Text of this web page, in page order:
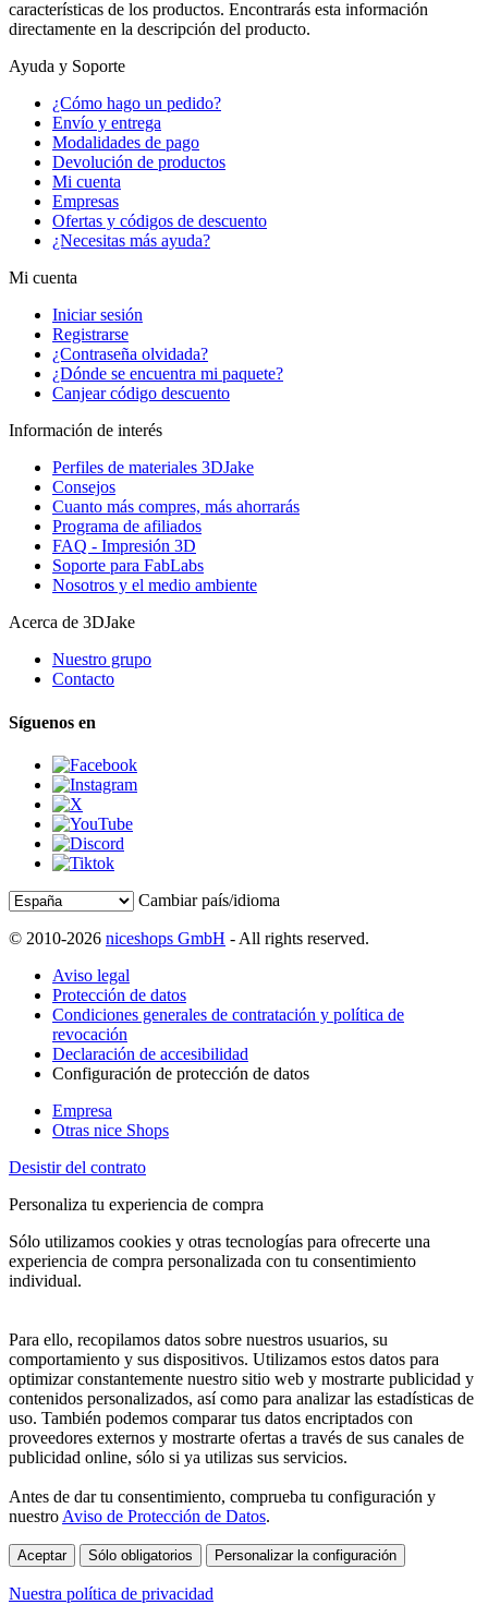
características de los productos. Encontrarás esta información
directamente en la descripción del producto.
Ayuda y Soporte
¿Cómo hago un pedido?
Envío y entrega
Modalidades de pago
Devolución de productos
Mi cuenta
Empresas
Ofertas y códigos de descuento
¿Necesitas más ayuda?
Mi cuenta
Iniciar sesión
Registrarse
¿Contraseña olvidada?
¿Dónde se encuentra mi paquete?
Canjear código descuento
Información de interés
Perfiles de materiales 3DJake
Consejos
Cuanto más compres, más ahorrarás
Programa de afiliados
FAQ - Impresión 3D
Soporte para FabLabs
Nosotros y el medio ambiente
Acerca de 3DJake
Nuestro grupo
Contacto
Síguenos en
Cambiar país/idioma
© 2010-2026 niceshops GmbH - All rights reserved.
Aviso legal
Protección de datos
Condiciones generales de contratación y política de
revocación
Declaración de accesibilidad
Configuración de protección de datos
Empresa
Otras nice Shops
Desistir del contrato
Personaliza tu experiencia de compra
Sólo utilizamos cookies y otras tecnologías para ofrecerte una
experiencia de compra personalizada con tu consentimiento
individual.
Para ello, recopilamos datos sobre nuestros usuarios, su
comportamiento y sus dispositivos. Utilizamos estos datos para
optimizar constantemente nuestro sitio web y mostrarte publicidad y
contenidos personalizados, así como para analizar las estadísticas de
uso. También podemos comparar tus datos encriptados con
proveedores externos y mostrarte ofertas a través de sus canales de
publicidad online, sólo si ya utilizas sus servicios.
Antes de dar tu consentimiento, comprueba tu configuración y
nuestro Aviso de Protección de Datos.
Aceptar Sólo obligatorios Personalizar la configuración
Nuestra política de privacidad